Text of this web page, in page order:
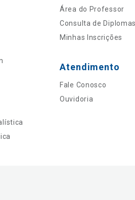
Área do Professor
Consulta de Diplomas
Minhas Inscrições
Atendimento
Fale Conosco
Ouvidoria